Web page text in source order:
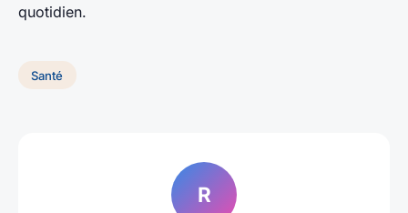
quotidien.
Santé
R